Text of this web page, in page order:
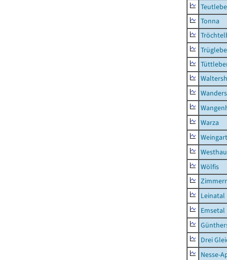
Tonna
Warza
Wölfis
Leinatal
Emsetal
Drei
Nesse-